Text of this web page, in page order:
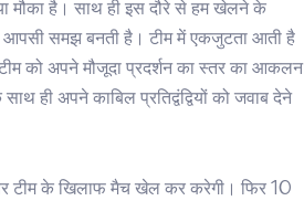
मौका है। साथ ही इस दौरे से हम खेलने के
आपसी समझ बनती है। टीम में एकजुटता आती है
को अपने मौजूदा प्रदर्शन का स्तर का आकलन
ही अपने काबिल प्रतिद्वंद्वियों को जवाब देने
टीम के खिलाफ मैच खेल कर करेगी। फिर 10